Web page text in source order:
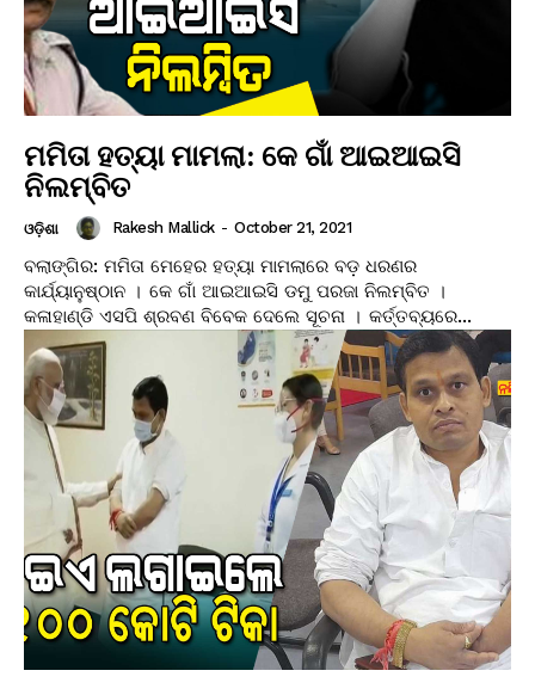
ମମିତା ହତ୍ୟା ମାମଲା: କେ ଗାଁ ଆଇଆଇସି
ନିଲମ୍ବିତ
ଓଡ଼ିଶା Rakesh Mallick - October 21, 2021
ବଲାଙ୍ଗିର: ମମିତା ମେହେର ହତ୍ୟା ମାମଲାରେ ବଡ଼ ଧରଣର
କାର୍ଯ୍ୟାନୁଷ୍ଠାନ । କେ ଗାଁ ଆଇଆଇସି ଡମୁ ପରଜା ନିଲମ୍ବିତ ।
କଳାହାଣ୍ଡି ଏସପି ଶ୍ରବଣ ବିବେକ ଦେଲେ ସୂଚନା । କର୍ତ୍ତବ୍ୟରେ...